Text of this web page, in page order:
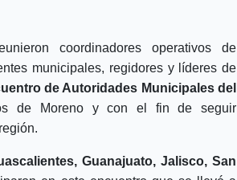
coordinadores operativos de
municipales, regidores y líderes de
de Autoridades Municipales del
de Moreno y con el fin de seguir
Guanajuato, Jalisco, San